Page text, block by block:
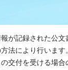
が記録された公文
法により行います
交付を受ける場合